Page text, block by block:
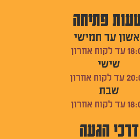
פתיחה
עד חמישי
אחרון
שישי
אחרון
שבת
אחרון
דרכי הגעה